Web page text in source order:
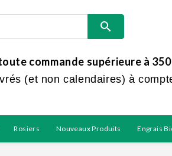
commande supérieure à
(et non calendaires) à

Rosiers Nouveaux Produits Engrais